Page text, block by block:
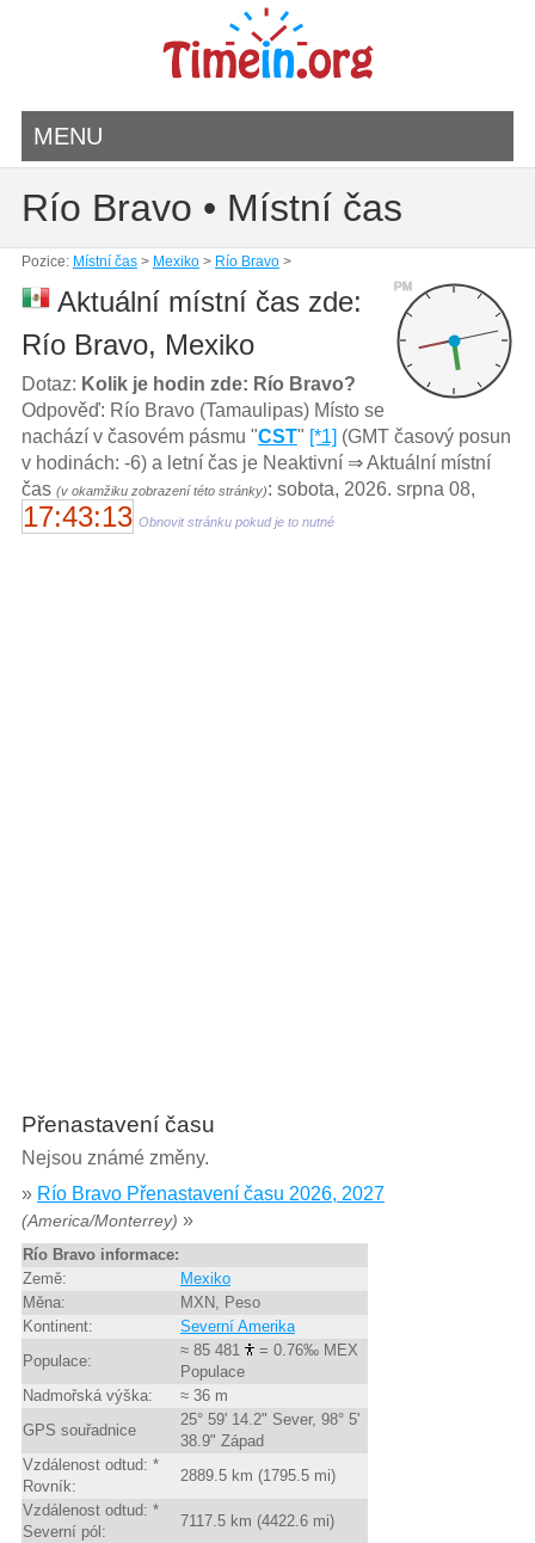
MENU
Río Bravo • Místní čas
Pozice: Místní čas> Mexiko> Río Bravo>
PM
Aktuální místní čas zde:
Río Bravo, Mexiko
Dotaz: Kolik je hodin zde: Río Bravo?
Odpověď: Río Bravo (Tamaulipas) Místo se
nachází v časovém pásmu "CST" [*1] (GMT časový posun
v hodinách: -6) a letní čas je Neaktivní ⇒ Aktuální místní
čas (v okamžiku zobrazení této stránky): sobota, 2026. srpna 08,
17:43:14 Obnovit stránku pokud je to nutné
Přenastavení času
Nejsou známé změny.
» Río Bravo Přenastavení času 2026, 2027
(America/Monterrey) »
Río Bravo informace:
Země:
Mexiko
Měna:
MXN, Peso
Kontinent:
Severní Amerika
Populace:
≈ 85 481
= 0.76‰ MEX
Populace
Nadmořská výška:
≈ 36 m
GPS souřadnice
25° 59' 14.2" Sever, 98° 5'
38.9" Západ
Vzdálenost odtud: *
Rovník:
2889.5 km (1795.5 mi)
Vzdálenost odtud: *
Severní pól:
7117.5 km (4422.6 mi)